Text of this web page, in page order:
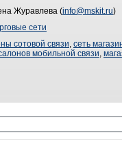
Журавлева (info@mskit.ru)
сети
сотовой связи, сеть
мобильной связи,